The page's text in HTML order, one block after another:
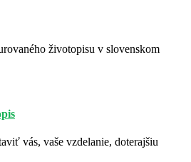
životopisu v slovenskom
vás, vaše vzdelanie, doterajšiu